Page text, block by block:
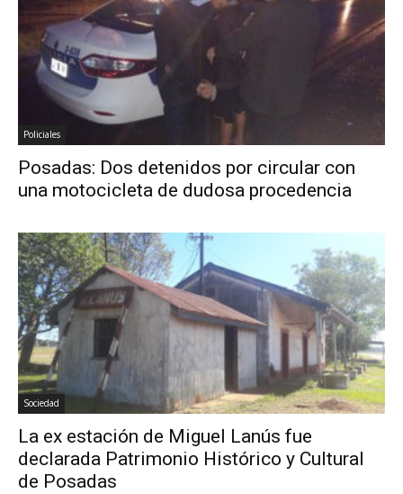
Policiales
Posadas: Dos detenidos por circular con
una motocicleta de dudosa procedencia
Sociedad
La ex estación de Miguel Lanús fue
declarada Patrimonio Histórico y Cultural
de Posadas